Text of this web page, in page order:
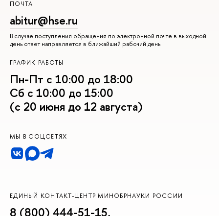
ПОЧТА
abitur@hse.ru
В случае поступления обращения по электронной почте в выходной
день ответ направляется в ближайший рабочий день
ГРАФИК РАБОТЫ
Пн-Пт с 10:00 до 18:00
Сб с 10:00 до 15:00
(с 20 июня до 12 августа)
МЫ В СОЦСЕТЯХ
ЕДИНЫЙ КОНТАКТ-ЦЕНТР МИНОБРНАУКИ РОССИИ
8 (800) 444-51-15,